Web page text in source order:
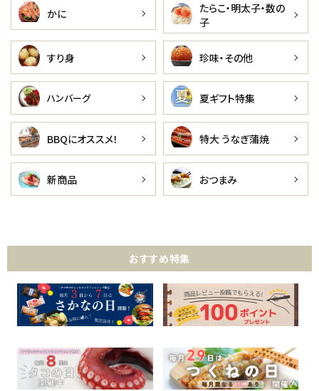
かに
たらこ・明太子・数の
子
すり身 珍味・その他
ハンバーグ 夏ギフト特集
BBQにオススメ！ 特大 うなぎ蒲焼
新商品 おつまみ
おすすめ特集